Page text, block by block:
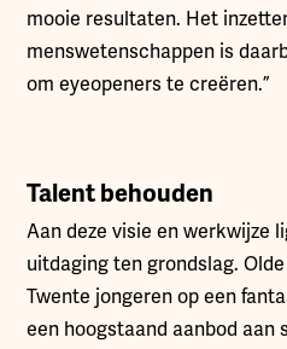
mooie resultaten. Het
menswetenschappen is
om eyeopeners te creëren.”
Talent behouden
Aan deze visie en werkwijze
uitdaging ten grondslag.
Twente jongeren op een
een hoogstaand aanbod aan